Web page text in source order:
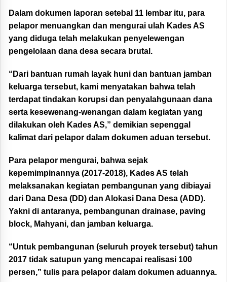
Dalam dokumen laporan setebal 11 lembar itu, para
pelapor menuangkan dan mengurai ulah Kades AS
yang diduga telah melakukan penyelewengan
pengelolaan dana desa secara brutal.
“Dari bantuan rumah layak huni dan bantuan jamban
keluarga tersebut, kami menyatakan bahwa telah
terdapat tindakan korupsi dan penyalahgunaan dana
serta kesewenang-wenangan dalam kegiatan yang
dilakukan oleh Kades AS,” demikian sepenggal
kalimat dari pelapor dalam dokumen aduan tersebut.
Para pelapor mengurai, bahwa sejak
kepemimpinannya (2017-2018), Kades AS telah
melaksanakan kegiatan pembangunan yang dibiayai
dari Dana Desa (DD) dan Alokasi Dana Desa (ADD).
Yakni di antaranya, pembangunan drainase, paving
block, Mahyani, dan jamban keluarga.
“Untuk pembangunan (seluruh proyek tersebut) tahun
2017 tidak satupun yang mencapai realisasi 100
persen,” tulis para pelapor dalam dokumen aduannya.